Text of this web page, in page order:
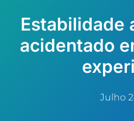
Estabilidade
acidentado
Julho